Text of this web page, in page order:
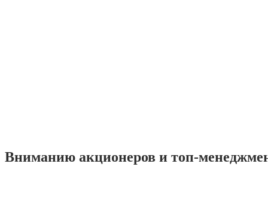
Вниманию акционеров и топ-